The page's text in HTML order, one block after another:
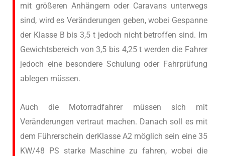
mit größeren Anhängern oder Caravans unterwegs
sind, wird es Veränderungen geben, wobei Gespanne
der Klasse B bis 3,5 t jedoch nicht betroffen sind. Im
Gewichtsbereich von 3,5 bis 4,25 t werden die Fahrer
jedoch eine besondere Schulung oder Fahrprüfung
ablegen müssen.
Auch die Motorradfahrer müssen sich mit
Veränderungen vertraut machen. Danach soll es mit
dem Führerschein derKlasse A2 möglich sein eine 35
KW/48 PS starke Maschine zu fahren, wobei die